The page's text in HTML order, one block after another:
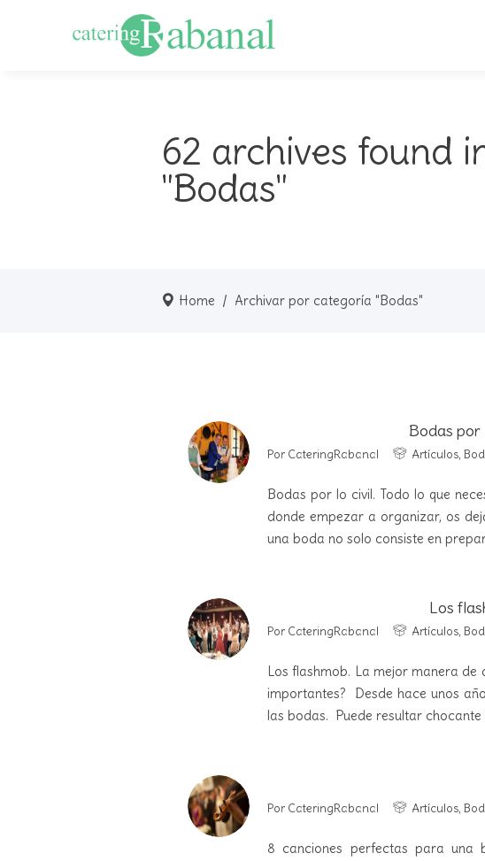
62 archives found
"Bodas"
Home / Archivar por categoría "Bodas"
Bodas
Por CateringRabanal Artículos,
Bodas por lo civil. Todo lo que
donde empezar a organizar, os
una boda no solo consiste en
Los
Por CateringRabanal Artículos,
Los flashmob. La mejor manera
importantes? Desde hace unos
las bodas. Puede resultar chocante
Por CateringRabanal Artículos,
8 canciones perfectas para una